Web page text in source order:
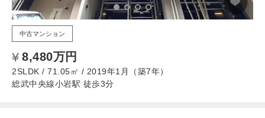
中古マンション
8,480万円
2SLDK / 71.05㎡ / 2019年1月（築7年）
総武中央線小岩駅 徒歩3分